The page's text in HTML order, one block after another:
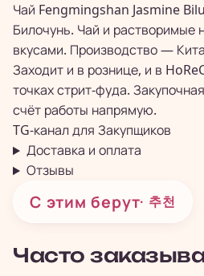
Чай Fengmingshan Jasmine
Билочунь. Чай и растворимые
вкусами. Производство —
Заходит и в рознице, и в
точках стрит-фуда.
счёт работы напрямую.
TG-канал для Закупщиков
Доставка и оплата
Отзывы
С этим берут· 추천
Часто